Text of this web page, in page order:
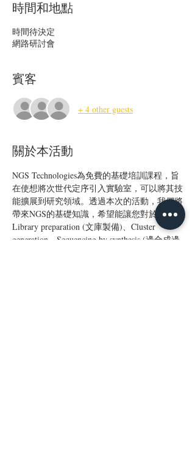
時間和地點
時間待決定
網路研討會
賓客
+ 4 other guests
關於本活動
NGS Technologies為免費的基礎培訓課程，旨
在使想將次世代定序引入實驗室，可以將其技
能擴展到研究領域。透過本次的活動，我們將
帶來NGS的基礎知識，希望能讓您對於
Library preparation (文庫製備)、Cluster
generation、Sequencing by synthesis (邊合成邊